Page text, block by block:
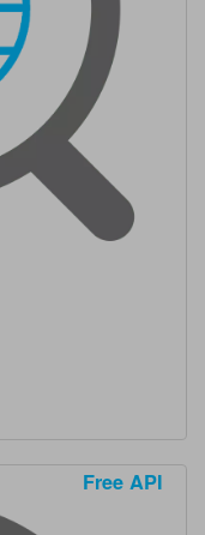
Free API